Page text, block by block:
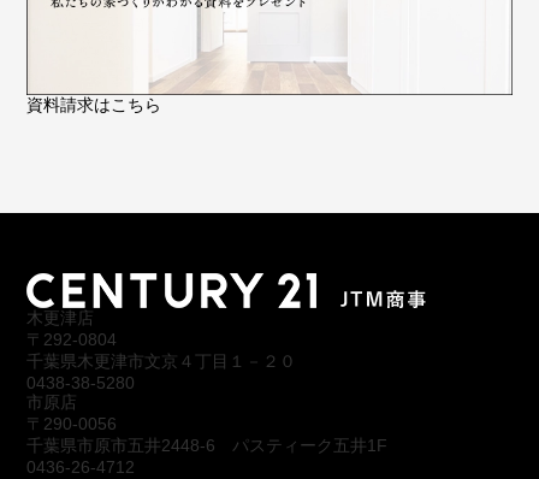
資料請求はこちら
木更津店
〒292-0804
千葉県木更津市文京４丁目１－２０
0438-38-5280
市原店
〒290-0056
千葉県市原市五井2448-6 パスティーク五井1F
0436-26-4712